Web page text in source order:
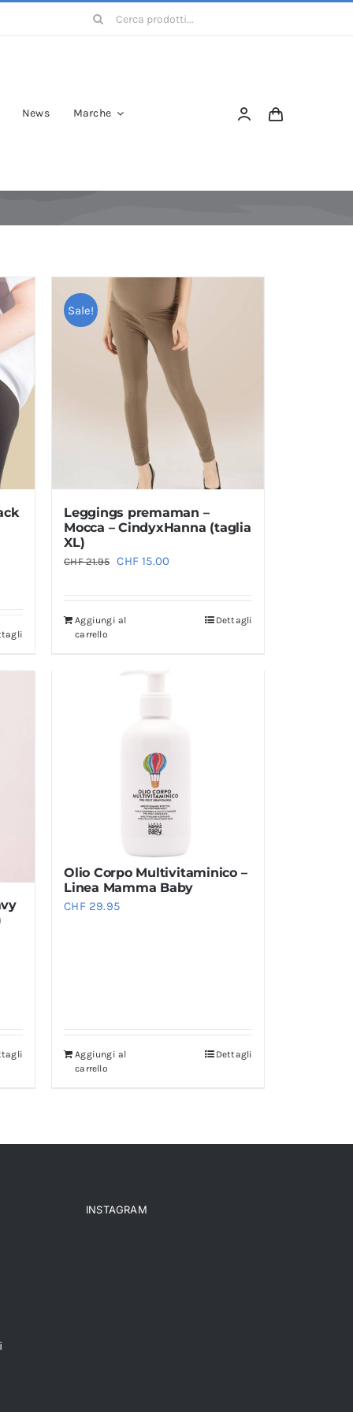
Cerca
News Marche
Sale!
Leggings premaman –
Mocca – CindyxHanna (taglia
XL)
CHF21.95 Il
era:
CHF 15.00
Aggiungi al
carrello
Dettagli
Olio Corpo Multivitaminico –
Linea Mamma Baby
CHF29.95
Aggiungi al
carrello
Dettagli
INSTAGRAM